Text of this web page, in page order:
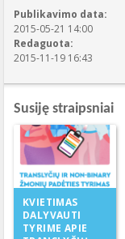
Publikavimo data:
2015-05-21 14:00
Redaguota:
2015-11-19 16:43
Susiję straipsniai
KVIETIMAS
DALYVAUTI
TYRIME APIE